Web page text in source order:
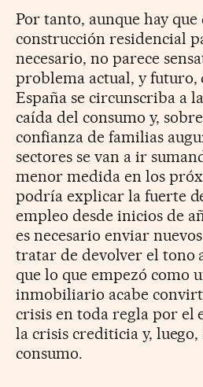
Por tanto, aunque hay que
construcción residencial
necesario, no parece
problema actual, y futuro,
España se circunscriba a
caída del consumo y,
confianza de familias
sectores se van a ir
menor medida en los
podría explicar la fuerte
empleo desde inicios de
es necesario enviar
tratar de devolver el tono
que lo que empezó como
inmobiliario acabe
crisis en toda regla por el
la crisis crediticia y,
consumo.